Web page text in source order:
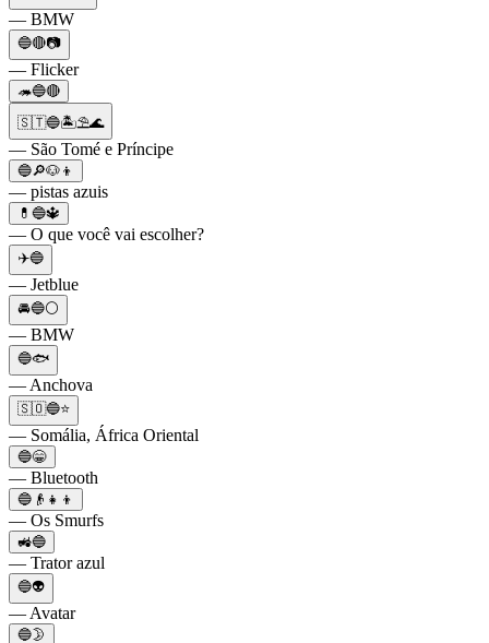
— BMW
🔵🔴📷
— Flicker
🦔🔵🔴
🇸🇹🔵🏝️⛱️🌊
— São Tomé e Príncipe
🔵🔎🐶👦
— pistas azuis
💊🔵🔱
— O que você vai escolher?
✈️🔵
— Jetblue
🚘🔵⚪
— BMW
🔵🐟
— Anchova
🇸🇴🔵⭐
— Somália, África Oriental
🔵😁
— Bluetooth
🔵👴👧👦
— Os Smurfs
🚜🔵
— Trator azul
🔵👽
— Avatar
🔵🌛